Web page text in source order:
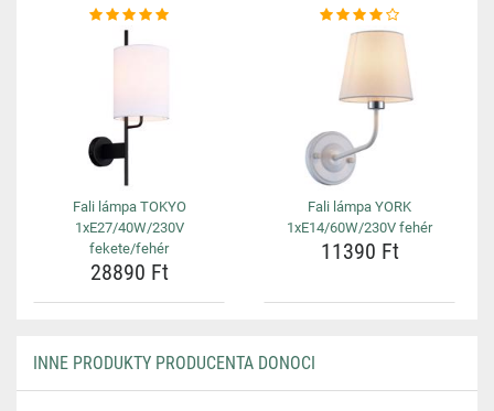
Fali lámpa TOKYO
1xE27/40W/230V
fekete/fehér
28890 Ft
Fali lámpa YORK
1xE14/60W/230V fehér
11390 Ft
INNE PRODUKTY PRODUCENTA DONOCI